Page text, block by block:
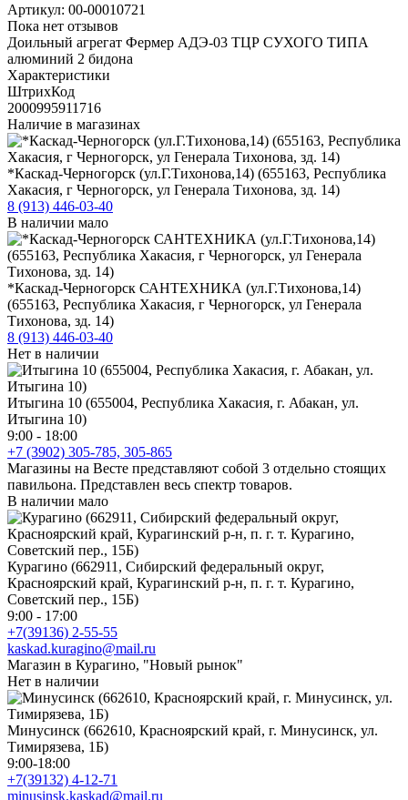
Артикул: 00-00010721
Пока нет отзывов
Доильный агрегат Фермер АДЭ-03 ТЦР СУХОГО ТИПА
алюминий 2 бидона
Характеристики
ШтрихКод
2000995911716
Наличие в магазинах
*Каскад-Черногорск (ул.Г.Тихонова,14) (655163, Республика
Хакасия, г Черногорск, ул Генерала Тихонова, зд. 14)
8 (913) 446-03-40
В наличии мало
*Каскад-Черногорск САНТЕХНИКА (ул.Г.Тихонова,14)
(655163, Республика Хакасия, г Черногорск, ул Генерала
Тихонова, зд. 14)
8 (913) 446-03-40
Нет в наличии
Итыгина 10 (655004, Республика Хакасия, г. Абакан, ул.
Итыгина 10)
9:00 - 18:00
+7 (3902) 305-785, 305-865
Магазины на Весте представляют собой 3 отдельно стоящих
павильона. Представлен весь спектр товаров.
В наличии мало
Курагино (662911, Сибирский федеральный округ,
Красноярский край, Курагинский р-н, п. г. т. Курагино,
Советский пер., 15Б)
9:00 - 17:00
+7(39136) 2-55-55
kaskad.kuragino@mail.ru
Магазин в Курагино, "Новый рынок"
Нет в наличии
Минусинск (662610, Красноярский край, г. Минусинск, ул.
Тимирязева, 1Б)
9:00-18:00
+7(39132) 4-12-71
minusinsk.kaskad@mail.ru